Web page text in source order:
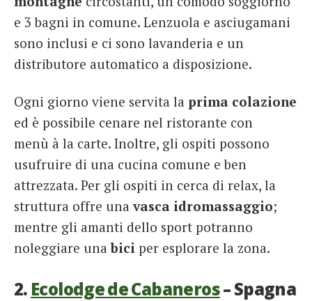
e 3 bagni in comune. Lenzuola e asciugamani
sono inclusi e ci sono lavanderia e un
distributore automatico a disposizione.
Ogni giorno viene servita la prima colazione
ed è possibile cenare nel ristorante con
menù à la carte. Inoltre, gli ospiti possono
usufruire di una cucina comune e ben
attrezzata. Per gli ospiti in cerca di relax, la
struttura offre unavasca idromassaggio;
mentre gli amanti dello sport potranno
noleggiare unabici per esplorare la zona.
2. Ecolodge de Cabaneros– Spagna